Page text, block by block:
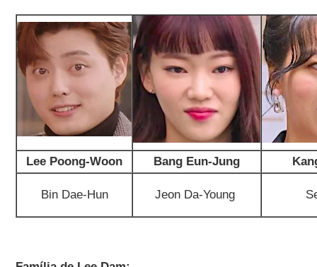
Lee Poong-Woon Bang Eun-Jung
Bin Dae-Hun Jeon Da-Young